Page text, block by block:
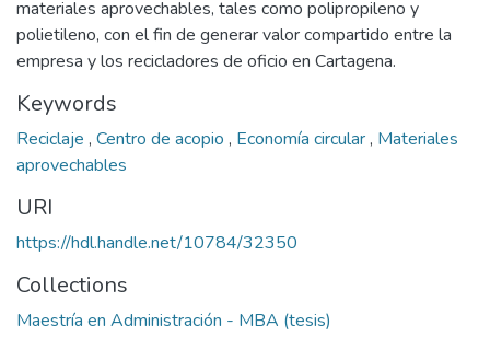
materiales aprovechables, tales como polipropileno y
polietileno, con el fin de generar valor compartido entre la
empresa y los recicladores de oficio en Cartagena.
Keywords
Reciclaje , Centro de acopio , Economía circular, Materiales
aprovechables
URI
https://hdl.handle.net/10784/32350
Collections
Maestría en Administración - MBA (tesis)